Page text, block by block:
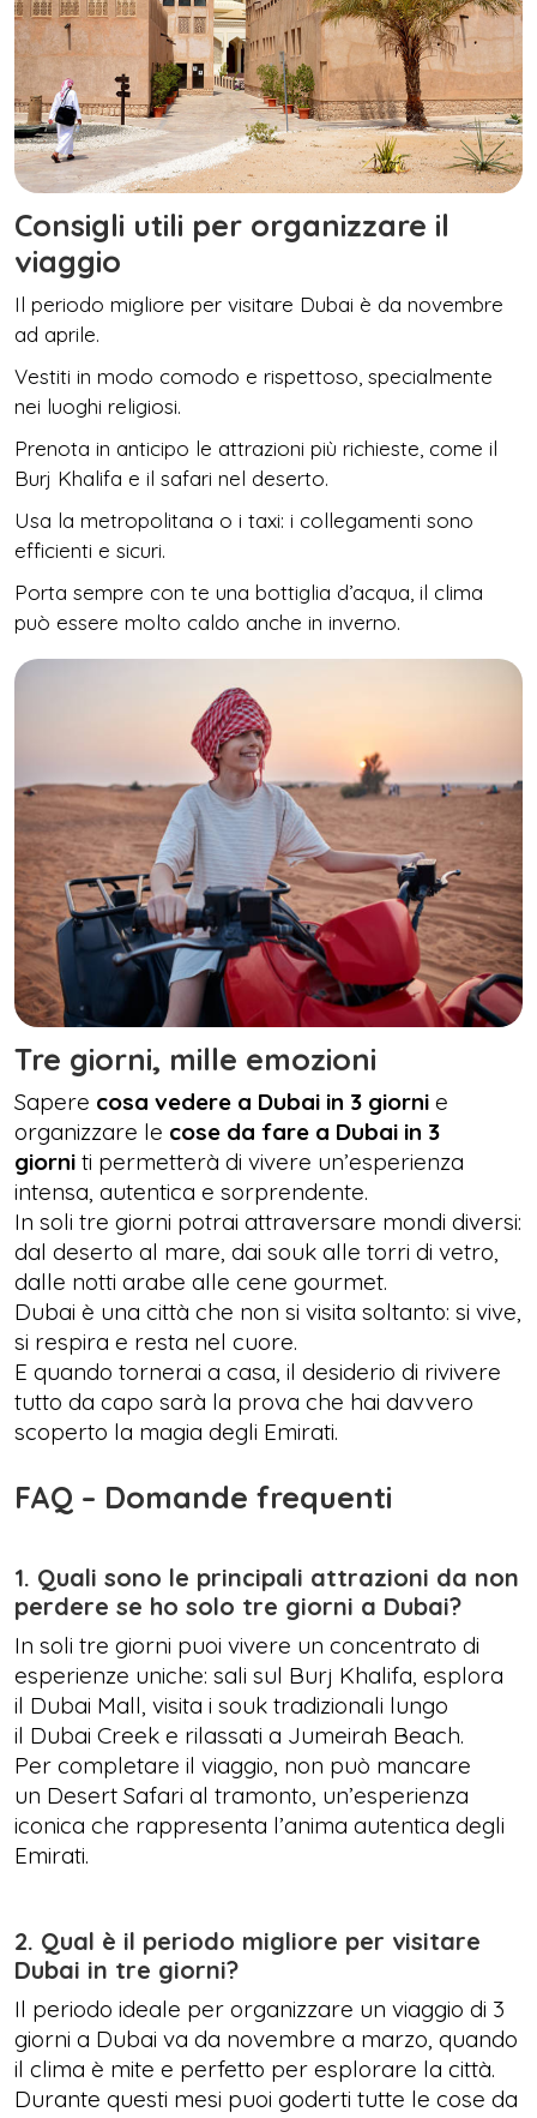
Consigli utili per organizzare il
viaggio
Il periodo migliore per visitare Dubai è da novembre
ad aprile.
Vestiti in modo comodo e rispettoso, specialmente
nei luoghi religiosi.
Prenota in anticipo le attrazioni più richieste, come il
Burj Khalifa e il safari nel deserto.
Usa la metropolitana o i taxi: i collegamenti sono
efficienti e sicuri.
Porta sempre con te una bottiglia d’acqua, il clima
può essere molto caldo anche in inverno.
Tre giorni, mille emozioni
Sapere cosa vedere a Dubai in 3 giorni e
organizzare le cose da fare a Dubai in 3
giorni ti permetterà di vivere un’esperienza
intensa, autentica e sorprendente.
In soli tre giorni potrai attraversare mondi diversi:
dal deserto al mare, dai souk alle torri di vetro,
dalle notti arabe alle cene gourmet.
Dubai è una città che non si visita soltanto: si vive,
si respira e resta nel cuore.
E quando tornerai a casa, il desiderio di rivivere
tutto da capo sarà la prova che hai davvero
scoperto la magia degli Emirati.
FAQ – Domande frequenti
1. Quali sono le principali attrazioni da non
perdere se ho solo tre giorni a Dubai?
In soli tre giorni puoi vivere un concentrato di
esperienze uniche: sali sul Burj Khalifa, esplora
il Dubai Mall, visita i souk tradizionali lungo
il Dubai Creek e rilassati a Jumeirah Beach.
Per completare il viaggio, non può mancare
un Desert Safari al tramonto, un’esperienza
iconica che rappresenta l’anima autentica degli
Emirati.
2. Qual è il periodo migliore per visitare
Dubai in tre giorni?
Il periodo ideale per organizzare un viaggio di 3
giorni a Dubai va da novembre a marzo, quando
il clima è mite e perfetto per esplorare la città.
Durante questi mesi puoi goderti tutte le cose da